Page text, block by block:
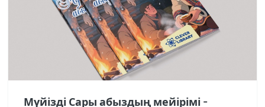
Мүйізді Сары абыздың мейірімі -